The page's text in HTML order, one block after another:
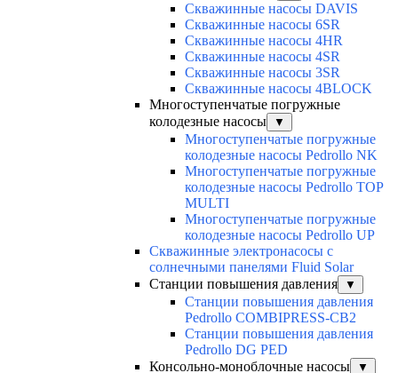
Скважинные насосы DAVIS
Скважинные насосы 6SR
Скважинные насосы 4HR
Скважинные насосы 4SR
Скважинные насосы 3SR
Скважинные насосы 4BLOCK
Многоступенчатые погружные
колодезные насосы
▼
Многоступенчатые погружные
колодезные насосы Pedrollo NK
Многоступенчатые погружные
колодезные насосы Pedrollo TOP
MULTI
Многоступенчатые погружные
колодезные насосы Pedrollo UP
Скважинные электронасосы с
солнечными панелями Fluid Solar
Станции повышения давления
▼
Станции повышения давления
Pedrollo COMBIPRESS-CB2
Станции повышения давления
Pedrollo DG PED
Консольно-моноблочные насосы
▼